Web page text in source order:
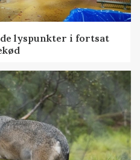
lyspunkter i fortsat